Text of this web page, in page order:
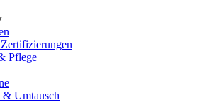
Pflege
& Umtausch